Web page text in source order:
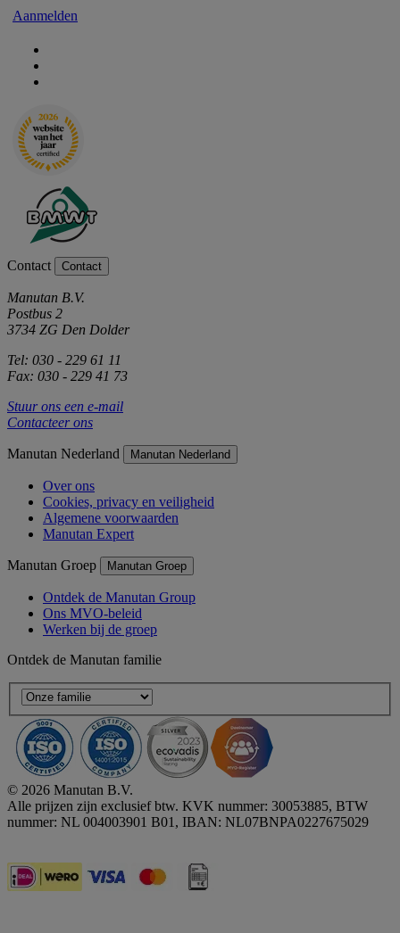
Aanmelden
Contact Contact
Manutan B.V.
Postbus 2
3734 ZG Den Dolder
Tel: 030 - 229 61 11
Fax: 030 - 229 41 73
Stuur ons een e-mail
Contacteer ons
Manutan Nederland Manutan Nederland
Over ons
Cookies, privacy en veiligheid
Algemene voorwaarden
Manutan Expert
Manutan Groep Manutan Groep
Ontdek de Manutan Group
Ons MVO-beleid
Werken bij de groep
Ontdek de Manutan familie
© 2026 Manutan B.V.
Alle prijzen zijn exclusief btw. KVK nummer: 30053885, BTW
nummer: NL 004003901 B01, IBAN: NL07BNPA0227675029